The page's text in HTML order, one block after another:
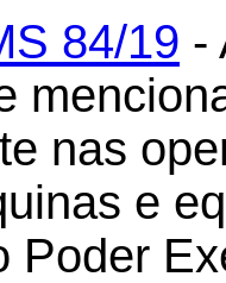
84/19 -
nas
e
Poder